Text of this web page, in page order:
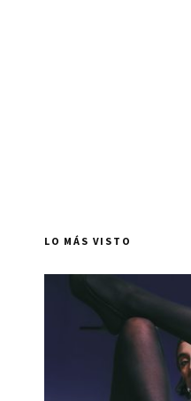
LO MÁS VISTO